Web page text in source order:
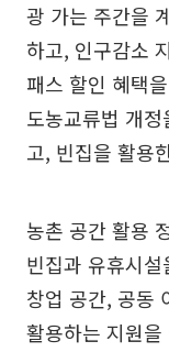
광 가는 주간을
하고, 인구감소
패스 할인 혜택
도농교류법 개
고, 빈집을 활용
농촌 공간 활용
빈집과 유휴시설
창업 공간, 공동
활용하는 지원